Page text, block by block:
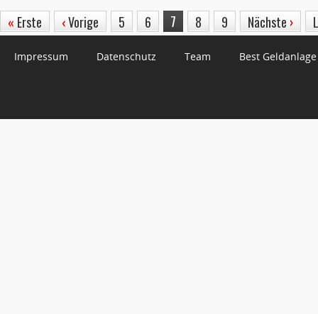
« Erste ‹Vorige 5 6 7 8 9 Nächste ›
Impressum Datenschutz Team Best Geldanlage